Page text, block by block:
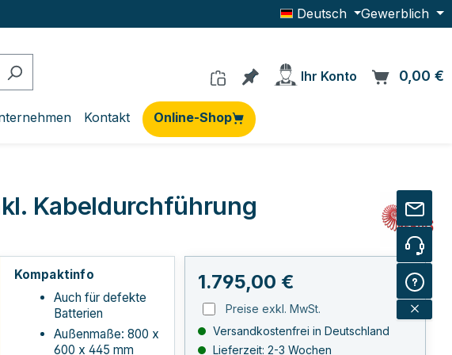
Deutsch Gewerblich
Du hast 0 Produkte auf dem
Ihr Konto 0,00 €
Kontakt Online-Shop
Kabeldurchführung
Kompaktinfo
Auch für defekte
Batterien
Außenmaße: 800 x
600 x 445 mm
Regulärer Preis:
1.795,00 €
Preise exkl. MwSt.
Versandkostenfrei in Deutschland
Lieferzeit: 2-3 Wochen